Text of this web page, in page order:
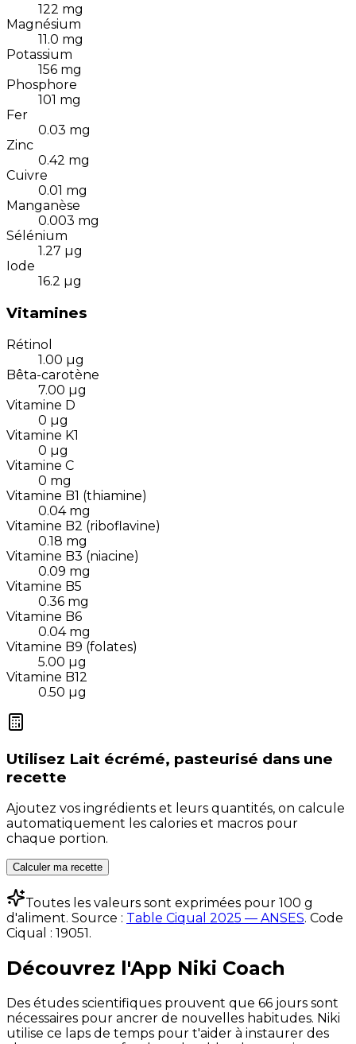
122 mg
Magnésium
11.0 mg
Potassium
156 mg
Phosphore
101 mg
Fer
0.03 mg
Zinc
0.42 mg
Cuivre
0.01 mg
Manganèse
0.003 mg
Sélénium
1.27 µg
Iode
16.2 µg
Vitamines
Rétinol
1.00 µg
Bêta-carotène
7.00 µg
Vitamine D
0 µg
Vitamine K1
0 µg
Vitamine C
0 mg
Vitamine B1 (thiamine)
0.04 mg
Vitamine B2 (riboflavine)
0.18 mg
Vitamine B3 (niacine)
0.09 mg
Vitamine B5
0.36 mg
Vitamine B6
0.04 mg
Vitamine B9 (folates)
5.00 µg
Vitamine B12
0.50 µg
Utilisez Lait écrémé, pasteurisé dans une
recette
Ajoutez vos ingrédients et leurs quantités, on calcule
automatiquement les calories et macros pour
chaque portion.
Calculer ma recette
Toutes les valeurs sont exprimées pour 100 g
d'aliment. Source : Table Ciqual 2025 — ANSES. Code
Ciqual : 19051 .
Découvrez l'App Niki Coach
Des études scientifiques prouvent que 66 jours sont
nécessaires pour ancrer de nouvelles habitudes. Niki
utilise ce laps de temps pour t'aider à instaurer des